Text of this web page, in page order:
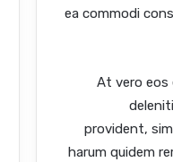
ea commodi
At vero eos
provident,
harum quidem